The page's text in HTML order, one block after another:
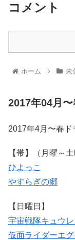
コメント
ホーム 未
2017年04月
2017年4月〜春ド
【帯】（月曜～土
ひよっこ
やすらぎの郷
【日曜日】
宇宙戦隊キュウ
仮面ライダーエ